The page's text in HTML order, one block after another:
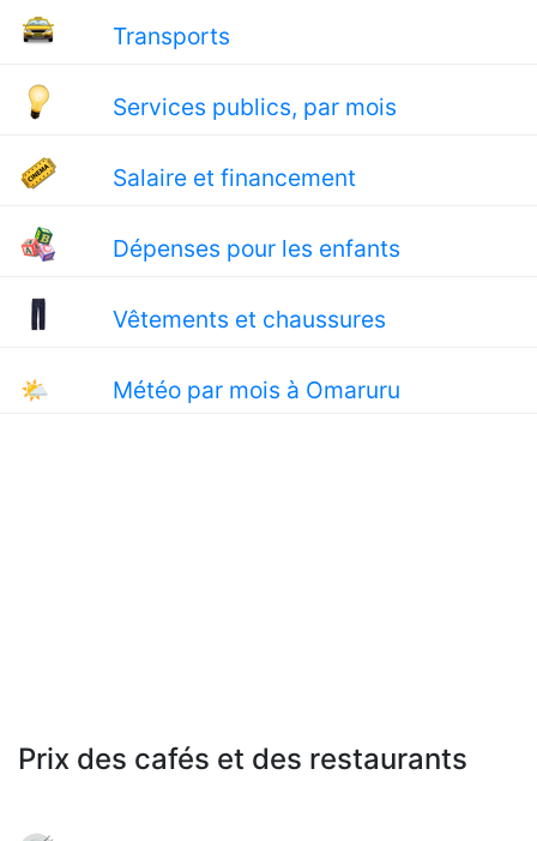
Transports
Services publics, par mois
Salaire et financement
Dépenses pour les enfants
Vêtements et chaussures
🌤 Météo par mois à Omaruru
Prix des cafés et des restaurants